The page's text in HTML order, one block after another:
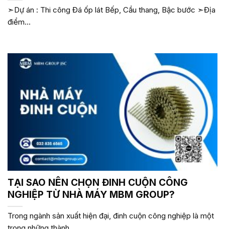
➣Dự án : Thi công Đá ốp lát Bếp, Cầu thang, Bậc bước ➣Địa
điểm...
TẠI SAO NÊN CHỌN ĐINH CUỘN CÔNG
NGHIỆP TỪ NHÀ MÁY MBM GROUP?
Trong ngành sản xuất hiện đại, đinh cuộn công nghiệp là một